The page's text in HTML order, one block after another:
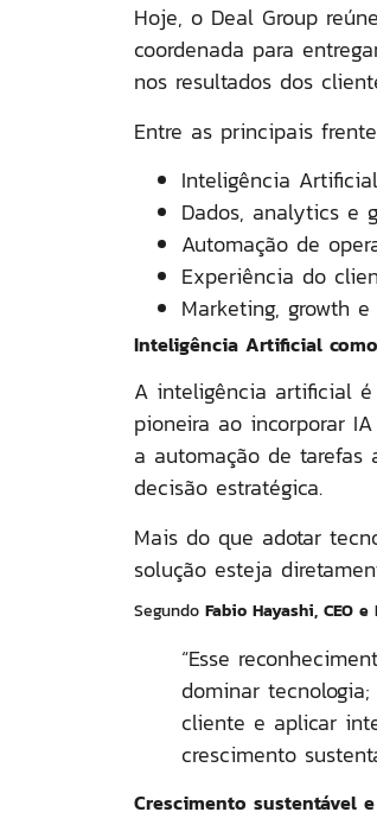
Hoje, o Deal Group
coordenada para
nos resultados dos
Entre as principais
Inteligência
Dados, analytics e
Automação de
Experiência do
Marketing, growth
Inteligência Artificial
A inteligência artificial
pioneira ao incorporar
a automação de
decisão estratégica.
Mais do que adotar
solução esteja
Segundo Fabio Hayashi, CEO
“Esse
dominar
cliente e aplicar
crescimento
Crescimento sustentável